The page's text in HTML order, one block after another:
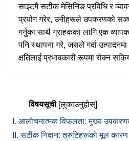
साइटमै सटीक मेसिनिङ प्रविधि र
प्रयोग गरेर, उनीहरूले उपकरणको
गर्नुका साथै ग्राहकका लागि एक व्यापक
पनि स्थापना गरे, जसले गर्दा
क्षतिलाई प्रभावकारी रूपमा रोक्न
विषयसूची [लुकाउनुहोस्]
I. आलोचनात्मक विफलता: मुख्य
II. सटीक निदान: त्रुटिहरूको मूल कारण